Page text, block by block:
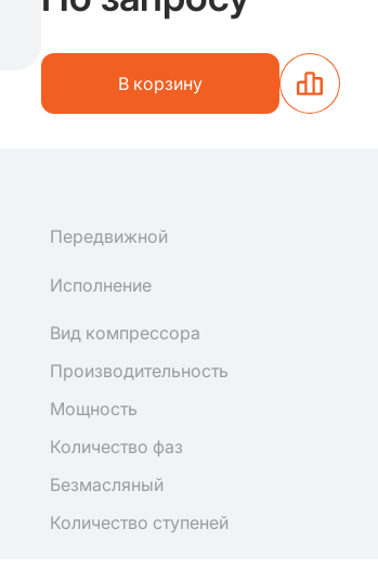
В корзину
Передвижной
Исполнение
Вид компрессора
Производительность
Мощность
Количество фаз
Безмасляный
Количество ступеней